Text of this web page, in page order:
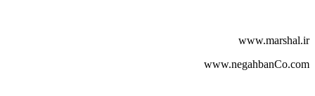
www.marshal.ir
www.negahbanCo.com